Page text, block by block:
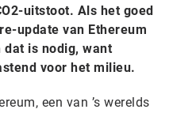
uitstoot. Als het goed
update van Ethereum
dat is nodig, want
voor het milieu.
een van ’s werelds